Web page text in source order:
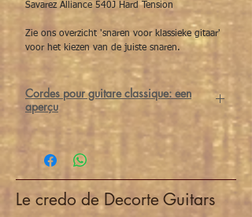
Savarez Alliance 540J Hard Tension
Zie ons overzicht 'snaren voor klassieke gitaar'
voor het kiezen van de juiste snaren.
Cordes pour guitare classique: een
aperçu
De juiste snaren maken een wereld van
verschil voor klassieke gitaristen. Bij het
kiezen van snaren spelen materiaal en
spanning een belangrijke rol.
melodiesnaren
(G-b-e’) heb je
keuze uit nylon (New Cristal)
Le credo de Decorte Guitars